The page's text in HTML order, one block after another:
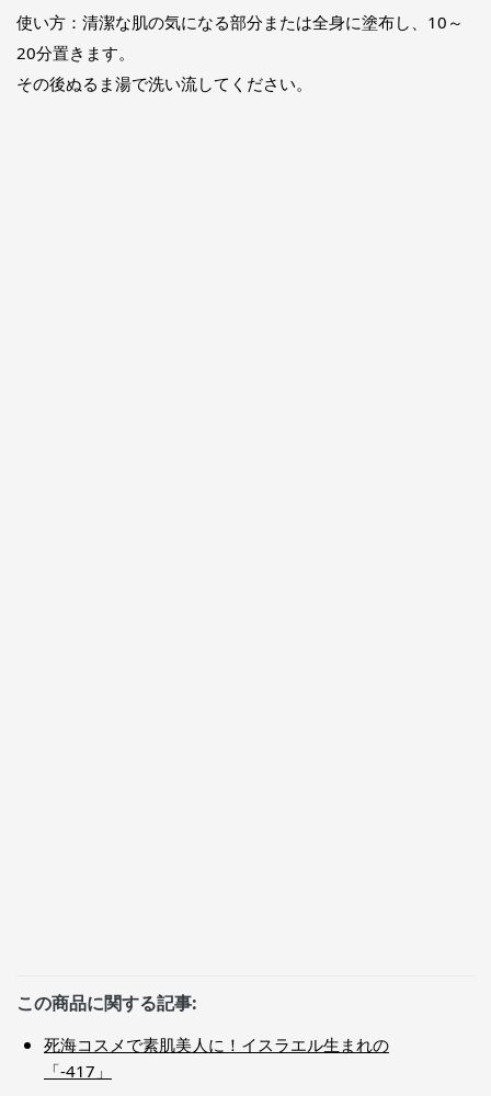
使い方：清潔な肌の気になる部分または全身に塗布し、10～
20分置きます。
その後ぬるま湯で洗い流してください。
この商品に関する記事:
死海コスメで素肌美人に！イスラエル生まれの
「-417」